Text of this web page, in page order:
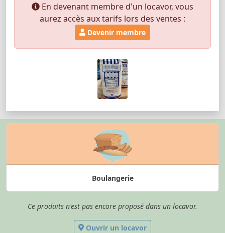
En devenant membre d'un locavor, vous
aurez accès aux tarifs lors des ventes :
Devenir membre
Boulangerie
Ce produits n'est pas encore proposé dans un locavor.
Ouvrir un locavor